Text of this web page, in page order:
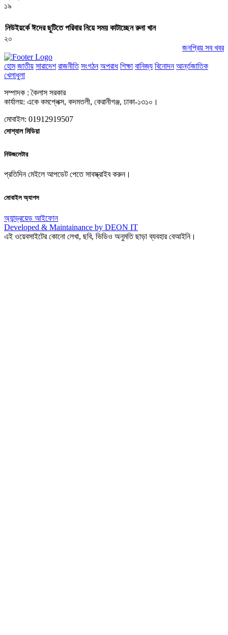
১৯
নিউইয়র্কে ঈদের ছুটিতে পরিবার নিয়ে সময় কাটাচ্ছেন রুনা খান
২০
জনপ্রিয় সব খবর
হোম জাতীয় সারাদেশ রাজনীতি সংগঠন অপরাধ শিক্ষা বানিজ্য বিনোদন আর্ন্তজাতিক
খেলাধুলা
সম্পাদক : কৈলাস সরকার
কার্যালয়: একে কমপ্লেক্স, কদমতলী, কেরানীগঞ্জ, ঢাকা-১৩১০।
মোবাইল: 01912919507
সোশ্যাল মিডিয়া
নিউজলেটার
প্রতিদিন মেইলে আপডেট পেতে সাবস্ক্রাইব করুন।
মোবাইল অ্যাপস
অ্যান্ড্রয়েড আইফোন
Developed & Maintainance by DEON IT
এই ওয়েবসাইটের কোনো লেখা, ছবি, ভিডিও অনুমতি ছাড়া ব্যবহার বেআইনি।